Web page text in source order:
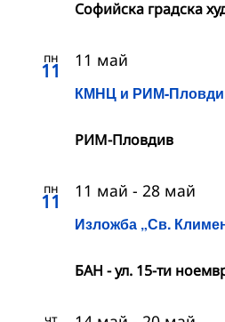
Софийска градска
пн
11
КМНЦ и РИМ-
11 май
РИМ-Пловдив
пн
11
Изложба „Св.
11 май - 28 май
БАН - ул. 15-ти